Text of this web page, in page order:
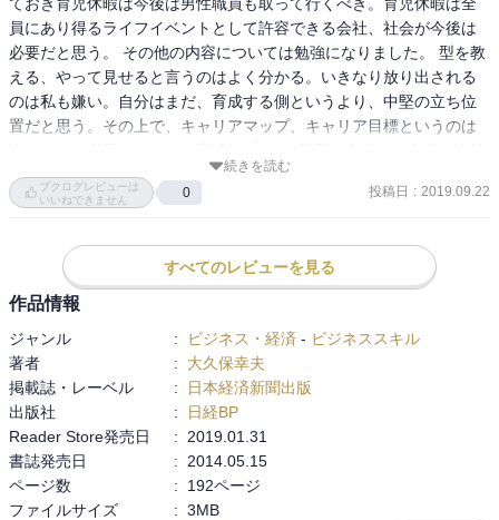
実はそんな基本的なことが大切でその姿も考え方も背中を見て育つ
のだと、思います。
だからこそ常に『プロフェッショナルからみてその仕事の仕方はOK
か？判断はOKか？』ということも自分自身に投げかけていきたいと
思います。
信頼関係がないと人は心を開かないし、何かあっても話そうと思わ
ない。
己開示していくこと。
カウンセリングと同じで、お客様とつくる信頼関係と同じように。
メンバーにもやっていきたいと思います。
そして、ここからが苦手なのだと思い意識していきたいと思います
が、褒めること、そして叱ること。やってみせること。任せるこ
と。
やってみせ〜の言葉は山本五十六の言葉だ、と思いました。
まさに、五十六さんの言葉には、モデリング、コーチング、全て含
まれていて今の私の行動指針です。
そしてつい、考えさせてしまうのですが、
初めはその判断力もないからこそ、言い切ること、型が掴めるまで
員にあり得るライフイベントとして許容できる会社、社会が今後は
必要だと思う。 その他の内容については勉強になりました。 型を教
える、やって見せると言うのはよく分かる。いきなり放り出される
のは私も嫌い。自分はまだ、育成する側というより、中堅の立ち位
置だと思う。その上で、キャリアマップ、キャリア目標というのは
をよく考えてみようと思う
続きを読む
ブクログレビューは
いいねできません
0 投稿日 : 2019.09.22
すべてのレビューを見る
作品情報
ジャンル : ビジネス・経済 - ビジネススキル
著者
:
大久保幸夫
掲載誌・レーベル
:
日本経済新聞出版
出版社
:
日経BP
Reader Store発売日
:
2019.01.31
書誌発売日
:
2014.05.15
ページ数
:
192ページ
ファイルサイズ
: 3MB